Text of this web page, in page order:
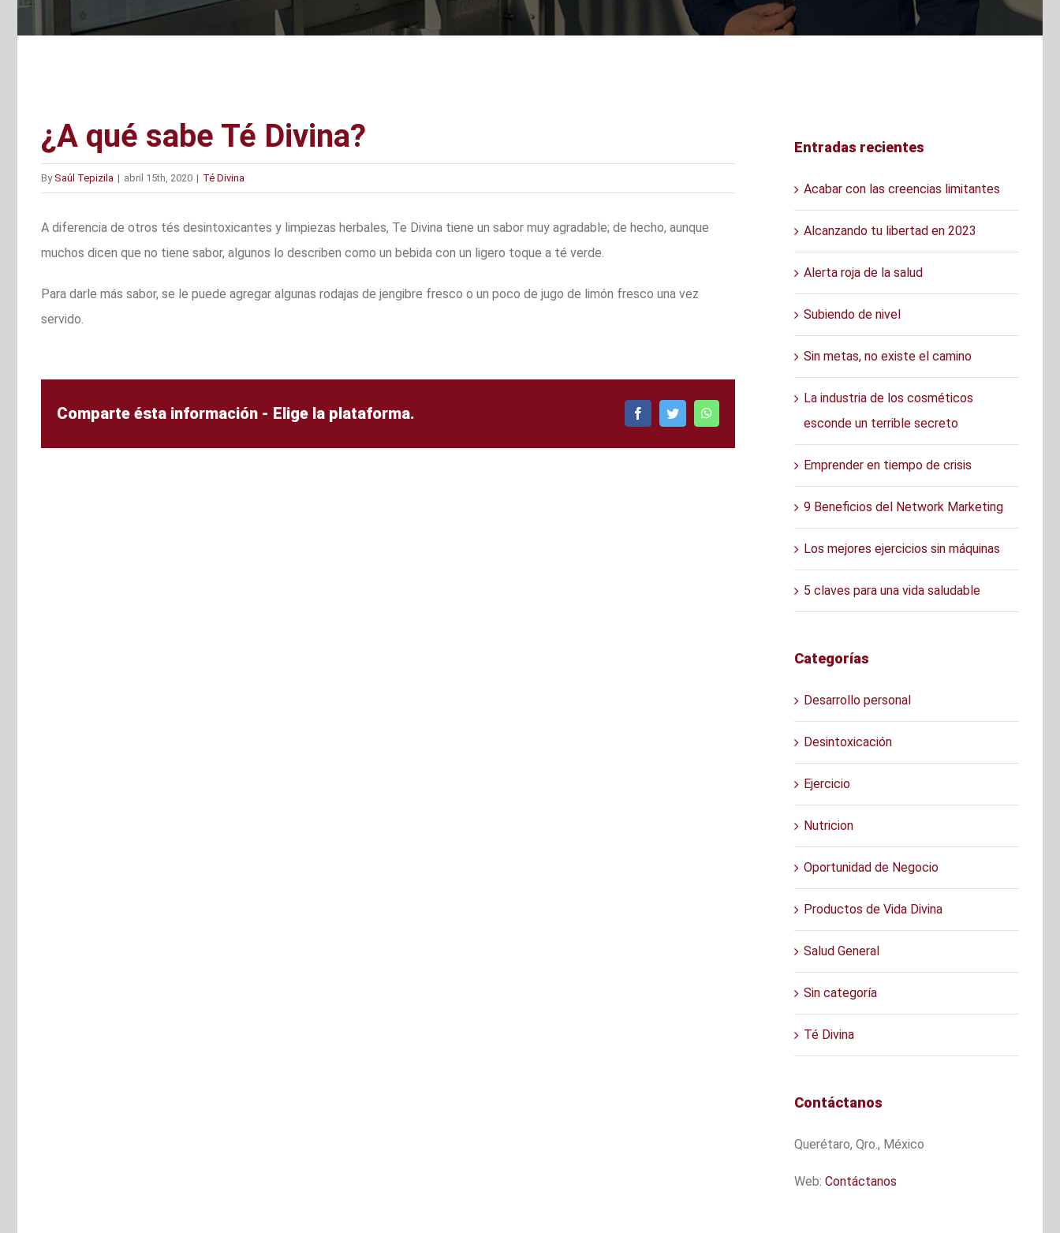
¿A qué sabe Té Divina?
BySaúl Tepizila | abril 15th, 2020 | Té Divina
A diferencia de otros tés desintoxicantes y limpiezas herbales, Te Divina tiene un sabor muy agradable; de hecho, aunque
muchos dicen que no tiene sabor, algunos lo describen como un bebida con un ligero toque a té verde.
Para darle más sabor, se le puede agregar algunas rodajas de jengibre fresco o un poco de jugo de limón fresco una vez
servido.
Comparte ésta información - Elige la plataforma. FacebookTwitterWhatsApp
Entradas recientes
Acabar con las creencias limitantes
Alcanzando tu libertad en 2023
Alerta roja de la salud
Subiendo de nivel
Sin metas, no existe el camino
La industria de los cosméticos
esconde un terrible secreto
Emprender en tiempo de crisis
9 Beneficios del Network Marketing
Los mejores ejercicios sin máquinas
5 claves para una vida saludable
Categorías
Desarrollo personal
Desintoxicación
Ejercicio
Nutricion
Oportunidad de Negocio
Productos de Vida Divina
Salud General
Sin categoría
Té Divina
Contáctanos
Querétaro, Qro., México
Web: Contáctanos